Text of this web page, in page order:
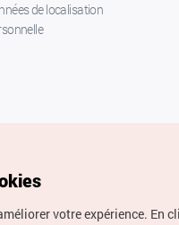
de localisation
votre expérience. En